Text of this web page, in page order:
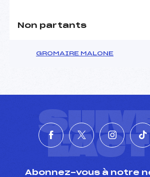
Non partants
GROMAIRE MALONE
Abonnez-vous à notre